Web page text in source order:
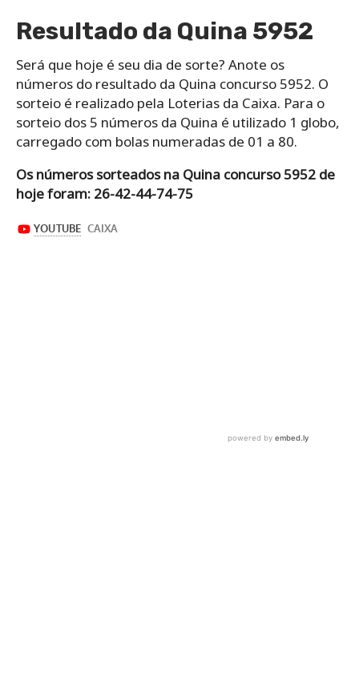
Resultado da Quina 5952
Será que hoje é seu dia de sorte? Anote os
números do resultado da Quina concurso 5952. O
sorteio é realizado pela Loterias da Caixa. Para o
sorteio dos 5 números da Quina é utilizado 1 globo,
carregado com bolas numeradas de 01 a 80.
Os números sorteados na Quina concurso 5952 de
hoje foram: 26-42-44-74-75